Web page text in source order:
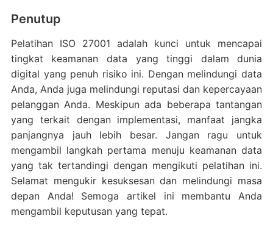
Penutup
Pelatihan ISO 27001 adalah kunci untuk mencapai
tingkat keamanan data yang tinggi dalam dunia
digital yang penuh risiko ini. Dengan melindungi data
Anda, Anda juga melindungi reputasi dan kepercayaan
pelanggan Anda. Meskipun ada beberapa tantangan
yang terkait dengan implementasi, manfaat jangka
panjangnya jauh lebih besar. Jangan ragu untuk
mengambil langkah pertama menuju keamanan data
yang tak tertandingi dengan mengikuti pelatihan ini.
Selamat mengukir kesuksesan dan melindungi masa
depan Anda! Semoga artikel ini membantu Anda
mengambil keputusan yang tepat.